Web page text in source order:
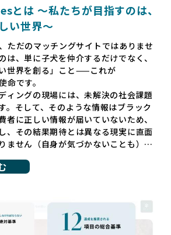
は 〜私たちが目指すのは、
い世界〜
だのマッチングサイトではありませ
は、単に子犬を仲介するだけでなく、
世界を創る」こと——これが
です。
ィングの現場には、未解決の社会課題
。そして、そのような情報はブラック
者に正しい情報が届いていないため、
、その結果期待とは異なる現実に直面
ません（自身が気づかないことも）。
問題を抱えていたり、またブリーダー
ります。こうした問題は、消費者にと
り、ワンちゃん自身にとっても非常に